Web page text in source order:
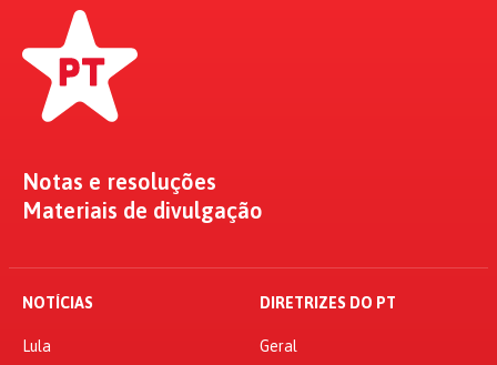
Notas e resoluções
Materiais de divulgação
NOTÍCIAS
Lula
DIRETRIZES DO PT
Geral